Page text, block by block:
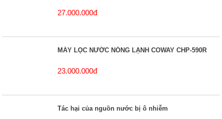
27.000.000đ
MÁY LỌC NƯỚC NÓNG LẠNH COWAY CHP-590R
23.000.000đ
Tác hại của nguồn nước bị ô nhiễm